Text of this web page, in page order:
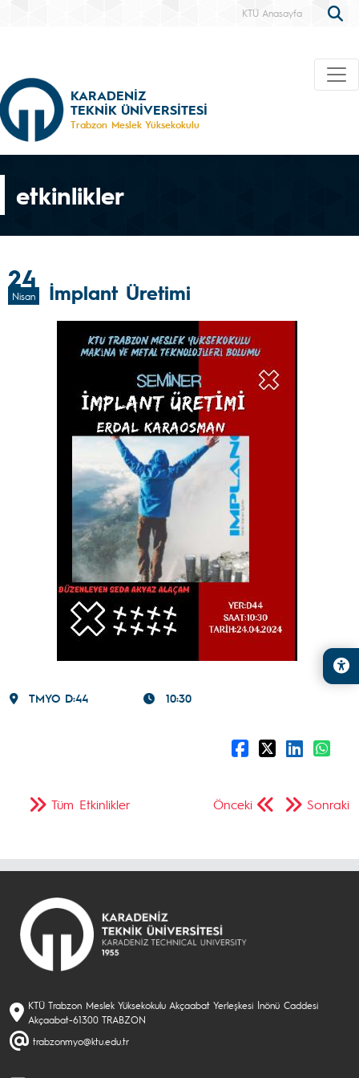
KTÜ Anasayfa
KARADENİZ
TEKNİK ÜNİVERSİTESİ
Trabzon Meslek Yüksekokulu
etkinlikler
24
Nisan İmplant Üretimi
TMYO D:44 10:30
Önceki Sonraki
Tüm Etkinlikler
KTÜ Trabzon Meslek Yüksekokulu Akçaabat Yerleşkesi İnönü Caddesi
Akçaabat-61300 TRABZON
trabzonmyo@ktu.edu.tr